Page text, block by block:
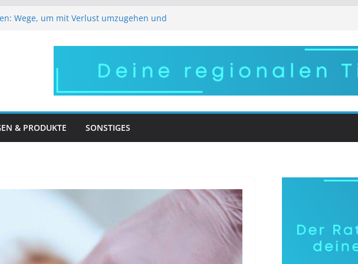
Wege, um mit Verlust umzugehen und
Arbeitgeber im Pflegebereich
versorgen – robuste Halterungen für
Auftritt – in Frankfurt wird Ihr Wunsch
& PRODUKTE SONSTIGES